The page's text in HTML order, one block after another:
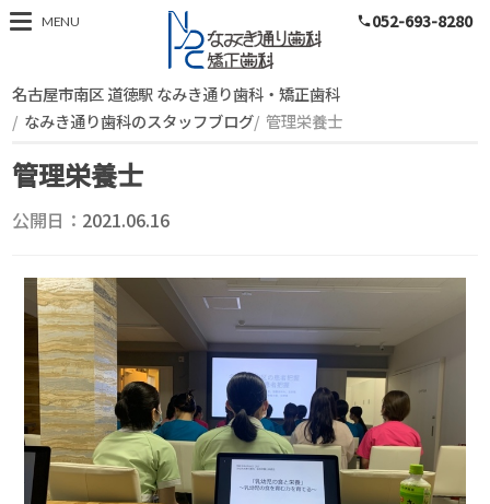
スタッフブログ
MENU phone052-693-8280
名古屋市南区 道徳駅 なみき通り歯科・矯正歯科
なみき通り歯科のスタッフブログ 管理栄養士
管理栄養士
公開日： 2021.06.16